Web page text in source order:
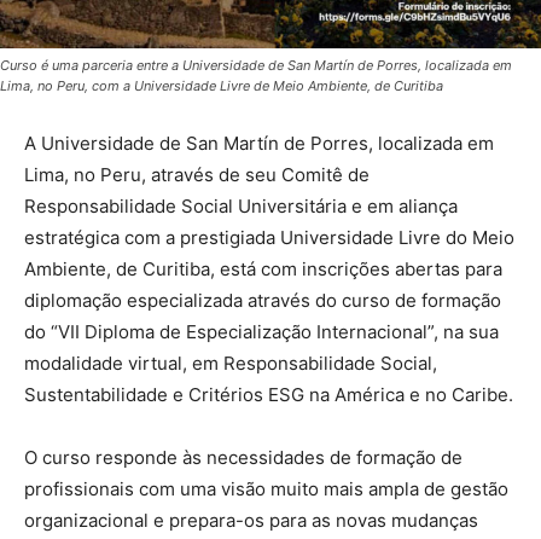
Curso é uma parceria entre a Universidade de San Martín de Porres, localizada em
Lima, no Peru, com a Universidade Livre de Meio Ambiente, de Curitiba
A Universidade de San Martín de Porres, localizada em
Lima, no Peru, através de seu Comitê de
Responsabilidade Social Universitária e em aliança
estratégica com a prestigiada Universidade Livre do Meio
Ambiente, de Curitiba, está com inscrições abertas para
diplomação especializada através do curso de formação
do “VII Diploma de Especialização Internacional”, na sua
modalidade virtual, em Responsabilidade Social,
Sustentabilidade e Critérios ESG na América e no Caribe.
O curso responde às necessidades de formação de
profissionais com uma visão muito mais ampla de gestão
organizacional e prepara-os para as novas mudanças